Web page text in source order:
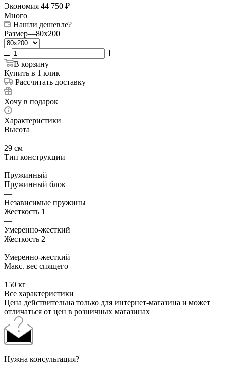
Экономия 44 750 ₽
Много
Нашли дешевле?
Размер—80x200
В корзину
Купить в 1 клик
Рассчитать доставку
Хочу в подарок
Характеристики
Высота
—
29 см
Тип конструкции
—
Пружинный
Пружинный блок
—
Независимые пружины
Жесткость 1
—
Умеренно-жесткий
Жесткость 2
—
Умеренно-жесткий
Макс. вес спящего
—
150 кг
Все характеристики
Цена действительна только для интернет-магазина и может
отличаться от цен в розничных магазинах
Нужна консультация?